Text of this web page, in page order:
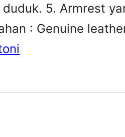
5. Armrest
: Genuine